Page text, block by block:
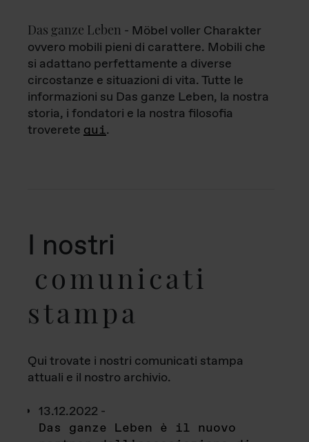
Das ganze Leben - Möbel voller Charakter
ovvero mobili pieni di carattere. Mobili che
si adattano perfettamente a diverse
circostanze e situazioni di vita. Tutte le
informazioni su Das ganze Leben, la nostra
storia, i fondatori e la nostra filosofia
troverete qui.
I nostri
comunicati
stampa
Qui trovate i nostri comunicati stampa
attuali e il nostro archivio.
13.12.2022 -
Das ganze Leben è il nuovo